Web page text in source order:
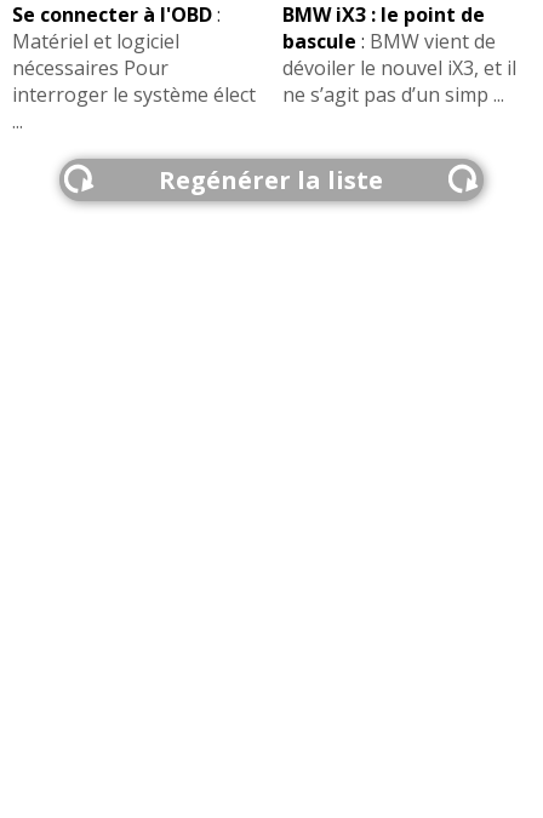
Se connecter à l'OBD:
Matériel et logiciel
nécessaires Pour
interroger le système élect
...
BMW iX3 : le point de
bascule : BMW vient de
dévoiler le nouvel iX3, et il
ne s’agit pas d’un simp ...
Regénérer la liste